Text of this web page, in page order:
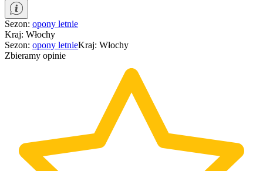
Sezon: opony letnie
Kraj: Włochy
Sezon: opony letnieKraj: Włochy
Zbieramy opinie